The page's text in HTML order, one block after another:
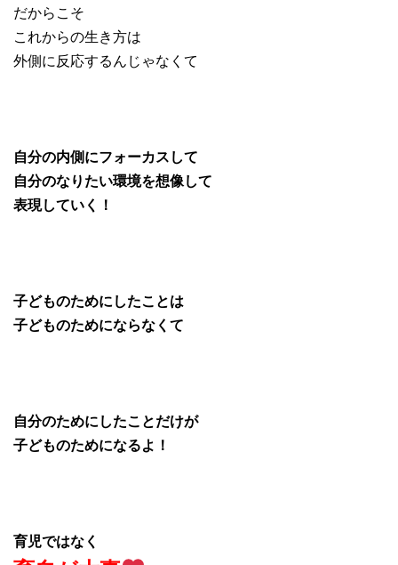
だからこそ
これからの生き方は
外側に反応するんじゃなくて
自分の内側にフォーカスして
自分のなりたい環境を想像して
表現していく！
子どものためにしたことは
子どものためにならなくて
自分のためにしたことだけが
子どものためになるよ！
育児ではなく